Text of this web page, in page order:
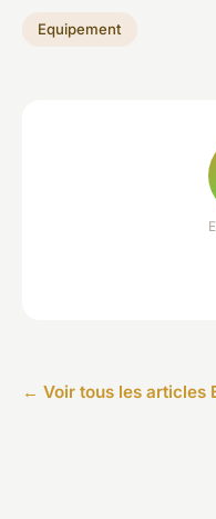
Equipement
← Voir tous les articles